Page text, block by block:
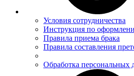
Условия сотрудничества
Инструкция по
Правила приема брака
Правила составления
Обработка персональных